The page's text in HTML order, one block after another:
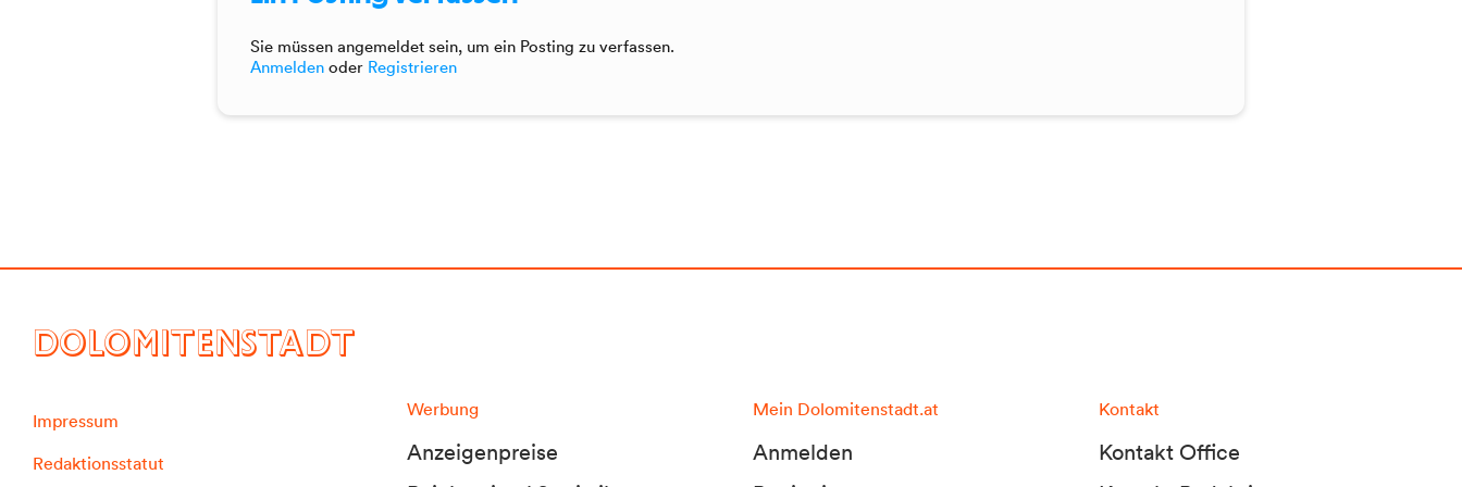
Sie müssen angemeldet sein, um ein Posting zu verfassen.
Anmelden oder Registrieren
DOLOMITENSTADT
Impressum
Redaktionsstatut
Werbung
Anzeigenpreise
Mein Dolomitenstadt.at
Anmelden
Kontakt
Kontakt Office